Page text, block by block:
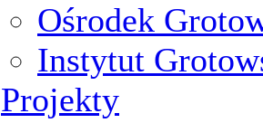
Ośrodek
Instytut
Projekty